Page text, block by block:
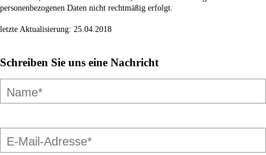
personenbezogenen Daten nicht rechtmäßig erfolgt.
letzte Aktualisierung: 25.04.2018
Schreiben Sie uns eine Nachricht